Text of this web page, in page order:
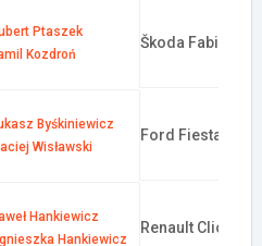
Ptaszek
Kozdroń
Škoda Fabia
Byśkiniewicz
Wisławski
Ford Fiesta R2
Hankiewicz
Hankiewicz
Renault Clio